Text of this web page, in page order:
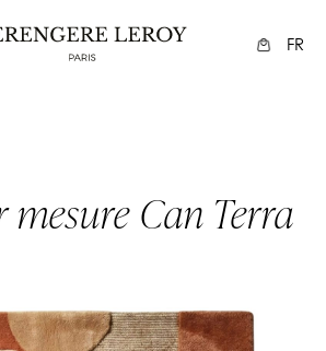
FR
mesure Can Terra